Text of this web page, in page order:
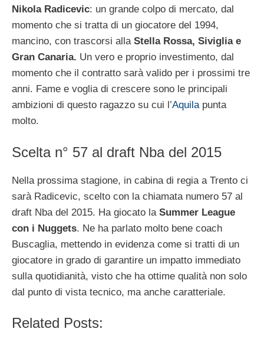
Nikola Radicevic: un grande colpo di mercato, dal
momento che si tratta di un giocatore del 1994,
mancino, con trascorsi alla Stella Rossa, Siviglia e
Gran Canaria. Un vero e proprio investimento, dal
momento che il contratto sarà valido per i prossimi tre
anni. Fame e voglia di crescere sono le principali
ambizioni di questo ragazzo su cui l’Aquilapunta
molto.
Scelta n° 57 al draft Nba del 2015
Nella prossima stagione, in cabina di regia a Trento ci
sarà Radicevic, scelto con la chiamata numero 57 al
draft Nba del 2015. Ha giocato la Summer League
con i Nuggets. Ne ha parlato molto bene coach
Buscaglia, mettendo in evidenza come si tratti di un
giocatore in grado di garantire un impatto immediato
sulla quotidianità, visto che ha ottime qualità non solo
dal punto di vista tecnico, ma anche caratteriale.
Related Posts: